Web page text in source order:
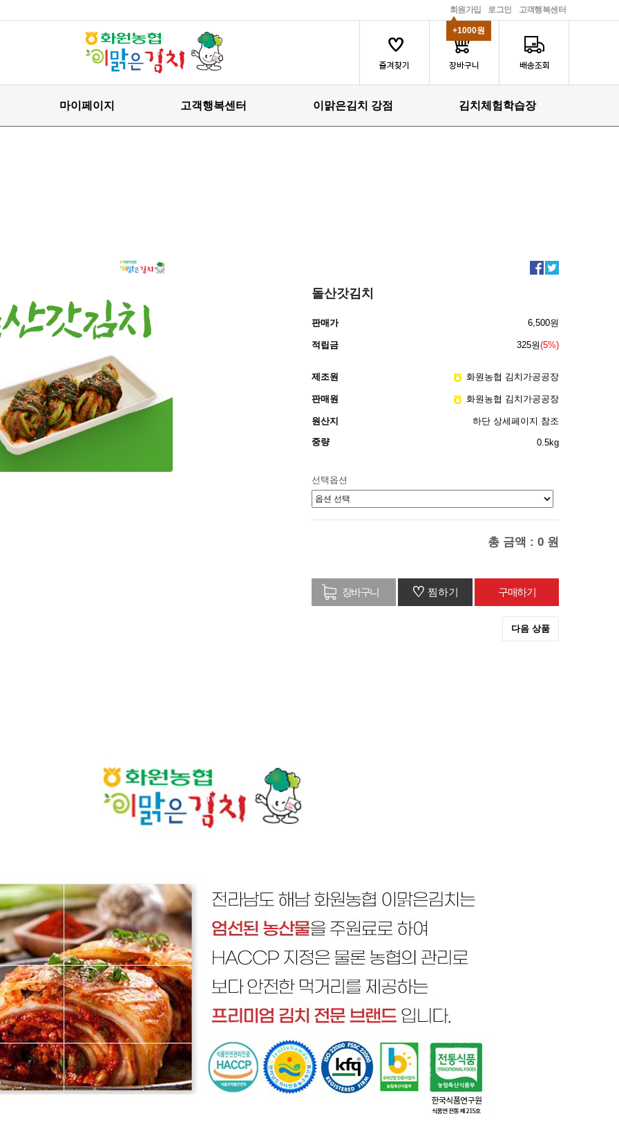
고객행복센터
로그인
회원가입
+1000원
마이페이지 고객행복센터 이맑은김치 강점 김치체험학습장
돌산갓김치
판매가 6,500원
적립금 325원(5%)
제조원 화원농협 김치가공공장
판매원 화원농협 김치가공공장
원산지
하단 상세페이지 참조
중량
0.5kg
선택옵션
총 금액 : 0 원
♡ 찜하기
다음 상품